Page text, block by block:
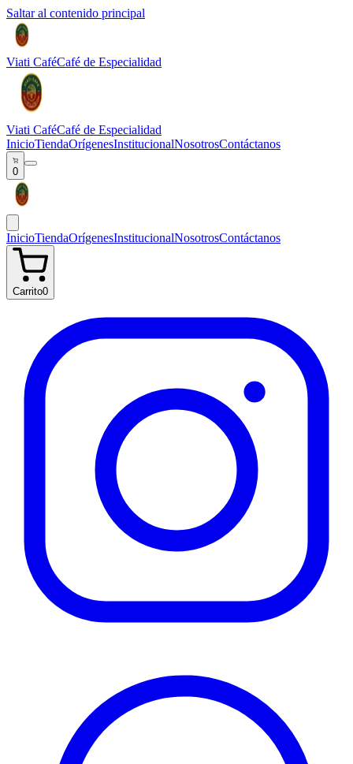
Saltar al contenido principal
Viati CaféCafé de Especialidad
Viati CaféCafé de Especialidad
InicioTiendaOrígenesInstitucionalNosotrosContáctanos
0
InicioTiendaOrígenesInstitucionalNosotrosContáctanos
Carrito0